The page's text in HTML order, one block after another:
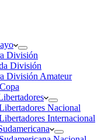
División
División
División Amateur
Nacional
Internacional